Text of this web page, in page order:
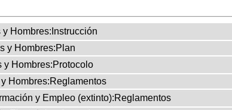
y Hombres:Instrucción
y Hombres:Plan
y Hombres:Protocolo
Hombres:Reglamentos
y Empleo (extinto):Reglamentos